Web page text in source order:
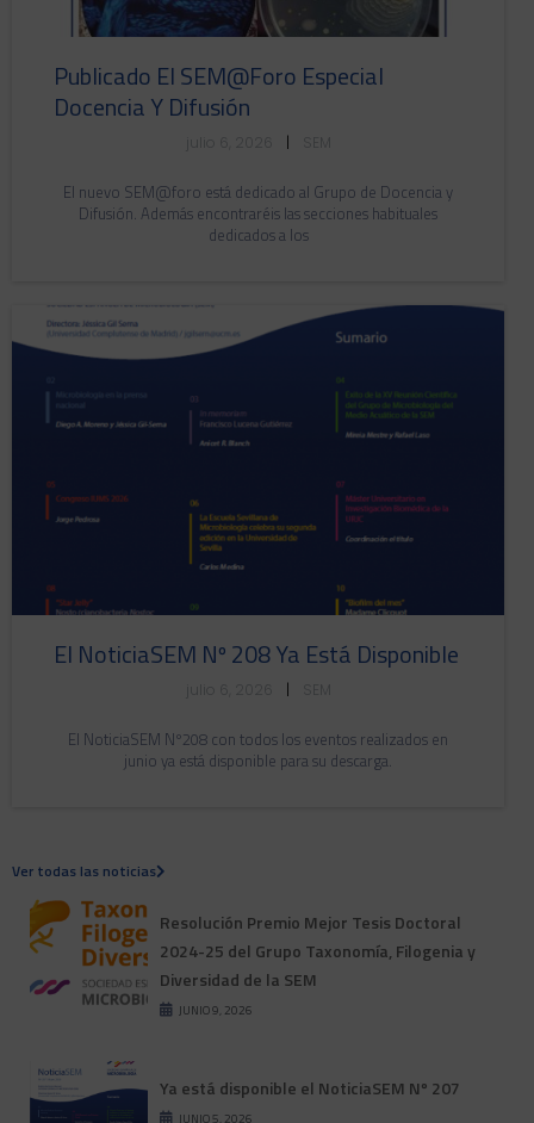
Publicado El SEM@foro Especial
Docencia Y Difusión
|
El nuevo SEM@foro está dedicado al Grupo de Docencia y
Difusión. Además encontraréis las secciones habituales
dedicados a los
El NoticiaSEM Nº 208 Ya Está Disponible
|
El NoticiaSEM Nº208 con todos los eventos realizados en
junio ya está disponible para su descarga.
Ver todas las noticias
Resolución Premio Mejor Tesis Doctoral
2024-25 del Grupo Taxonomía, Filogenia y
Diversidad de la SEM
JUNIO 9, 2026
Ya está disponible el NoticiaSEM Nº 207
JUNIO 5, 2026